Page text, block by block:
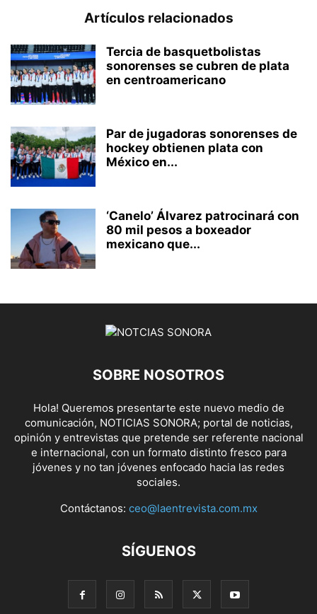
Artículos relacionados
Tercia de basquetbolistas
sonorenses se cubren de plata
en centroamericano
Par de jugadoras sonorenses de
hockey obtienen plata con
México en...
‘Canelo’ Álvarez patrocinará con
80 mil pesos a boxeador
mexicano que...
SOBRE NOSOTROS
Hola! Queremos presentarte este nuevo medio de
comunicación, NOTICIAS SONORA; portal de noticias,
opinión y entrevistas que pretende ser referente nacional
e internacional, con un formato distinto fresco para
jóvenes y no tan jóvenes enfocado hacia las redes
sociales.
Contáctanos: ceo@laentrevista.com.mx
SÍGUENOS